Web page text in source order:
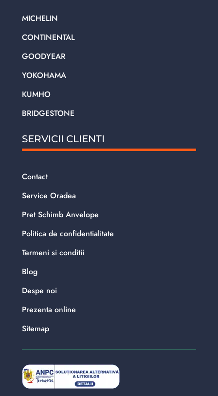
MICHELIN
CONTINENTAL
GOODYEAR
YOKOHAMA
KUMHO
BRIDGESTONE
SERVICII CLIENTI
Contact
Service Oradea
Pret Schimb Anvelope
Politica de confidentialitate
Termeni si conditii
Blog
Despe noi
Prezenta online
Sitemap